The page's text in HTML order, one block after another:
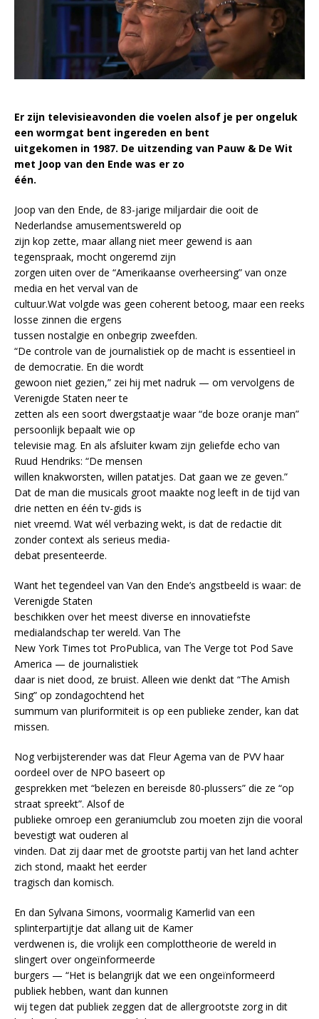
Er zijn televisieavonden die voelen alsof je per ongeluk
een wormgat bent ingereden en bent
uitgekomen in 1987. De uitzending van Pauw & De Wit
met Joop van den Ende was er zo
één.
Joop van den Ende, de 83-jarige miljardair die ooit de
Nederlandse amusementswereld op
zijn kop zette, maar allang niet meer gewend is aan
tegenspraak, mocht ongeremd zijn
zorgen uiten over de “Amerikaanse overheersing” van onze
media en het verval van de
cultuur.Wat volgde was geen coherent betoog, maar een reeks
losse zinnen die ergens
tussen nostalgie en onbegrip zweefden.
“De controle van de journalistiek op de macht is essentieel in
de democratie. En die wordt
gewoon niet gezien,” zei hij met nadruk — om vervolgens de
Verenigde Staten neer te
zetten als een soort dwergstaatje waar “de boze oranje man”
persoonlijk bepaalt wie op
televisie mag. En als afsluiter kwam zijn geliefde echo van
Ruud Hendriks: “De mensen
willen knakworsten, willen patatjes. Dat gaan we ze geven.”
Dat de man die musicals groot maakte nog leeft in de tijd van
drie netten en één tv-gids is
niet vreemd. Wat wél verbazing wekt, is dat de redactie dit
zonder context als serieus media-
debat presenteerde.
Want het tegendeel van Van den Ende’s angstbeeld is waar: de
Verenigde Staten
beschikken over het meest diverse en innovatiefste
medialandschap ter wereld. Van The
New York Times tot ProPublica, van The Verge tot Pod Save
America — de journalistiek
daar is niet dood, ze bruist. Alleen wie denkt dat “The Amish
Sing” op zondagochtend het
summum van pluriformiteit is op een publieke zender, kan dat
missen.
Nog verbijsterender was dat Fleur Agema van de PVV haar
oordeel over de NPO baseert op
gesprekken met “belezen en bereisde 80-plussers” die ze “op
straat spreekt”. Alsof de
publieke omroep een geraniumclub zou moeten zijn die vooral
bevestigt wat ouderen al
vinden. Dat zij daar met de grootste partij van het land achter
zich stond, maakt het eerder
tragisch dan komisch.
En dan Sylvana Simons, voormalig Kamerlid van een
splinterpartijtje dat allang uit de Kamer
verdwenen is, die vrolijk een complottheorie de wereld in
slingert over ongeïnformeerde
burgers — “Het is belangrijk dat we een ongeïnformeerd
publiek hebben, want dan kunnen
wij tegen dat publiek zeggen dat de allergrootste zorg in dit